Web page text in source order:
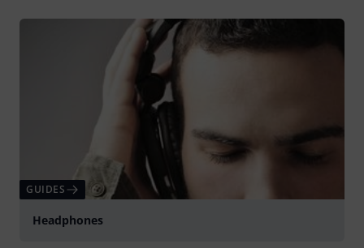
GUIDES
Headphones